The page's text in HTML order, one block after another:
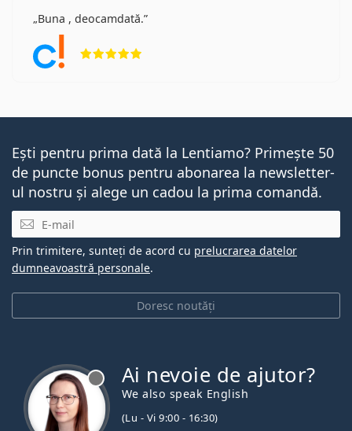
Buna , deocamdată.
Ești pentru prima dată la Lentiamo? Primește 50
de puncte bonus pentru abonarea la newsletter-
ul nostru și alege un cadou la prima comandă.
E-mail
Doresc noutăți
Prin trimitere, sunteți de acord cu prelucrarea datelor
dumneavoastră personale.
Ai nevoie de ajutor?
We also speak English
(Lu - Vi 9:00 - 16:30)